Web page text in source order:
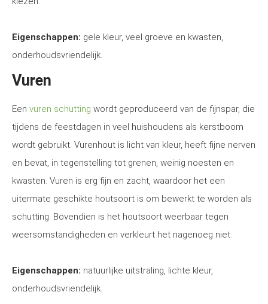
Eigenschappen: gele kleur, veel groeve en kwasten,
onderhoudsvriendelijk.
Vuren
Een vuren schutting wordt geproduceerd van de fijnspar, die
tijdens de feestdagen in veel huishoudens als kerstboom
wordt gebruikt. Vurenhout is licht van kleur, heeft fijne nerven
en bevat, in tegenstelling tot grenen, weinig noesten en
kwasten. Vuren is erg fijn en zacht, waardoor het een
uitermate geschikte houtsoort is om bewerkt te worden als
schutting. Bovendien is het houtsoort weerbaar tegen
weersomstandigheden en verkleurt het nagenoeg niet.
Eigenschappen: natuurlijke uitstraling, lichte kleur,
onderhoudsvriendelijk.